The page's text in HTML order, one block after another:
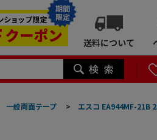
期間
限定
送料について
一般両面テープ >
エスコ EA944MF-21B